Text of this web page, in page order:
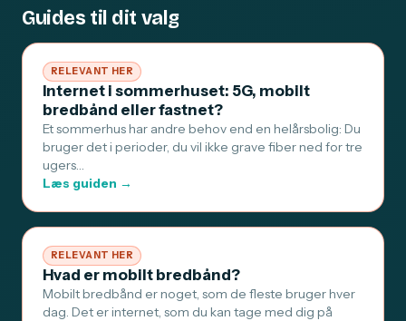
Guides til dit valg
RELEVANT HER
Internet i sommerhuset: 5G, mobilt
bredbånd eller fastnet?
Et sommerhus har andre behov end en helårsbolig: Du
bruger det i perioder, du vil ikke grave fiber ned for tre
ugers…
Læs guiden →
RELEVANT HER
Hvad er mobilt bredbånd?
Mobilt bredbånd er noget, som de fleste bruger hver
dag. Det er internet, som du kan tage med dig på